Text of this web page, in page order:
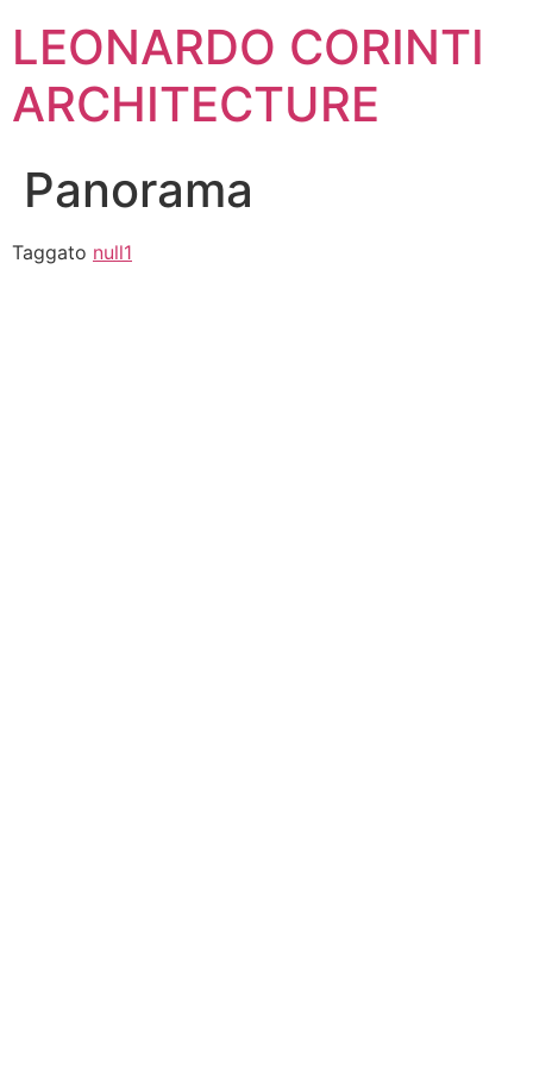
contenuto
LEONARDO CORINTI
ARCHITECTURE
Panorama
Taggato null1